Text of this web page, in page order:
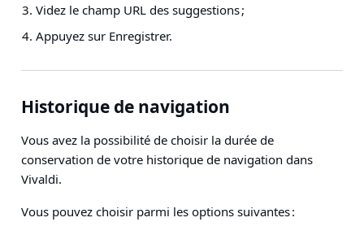
Videz le champ URL des suggestions ;
Appuyez sur Enregistrer.
Historique de navigation
Vous avez la possibilité de choisir la durée de
conservation de votre historique de navigation dans
Vivaldi.
Vous pouvez choisir parmi les options suivantes :